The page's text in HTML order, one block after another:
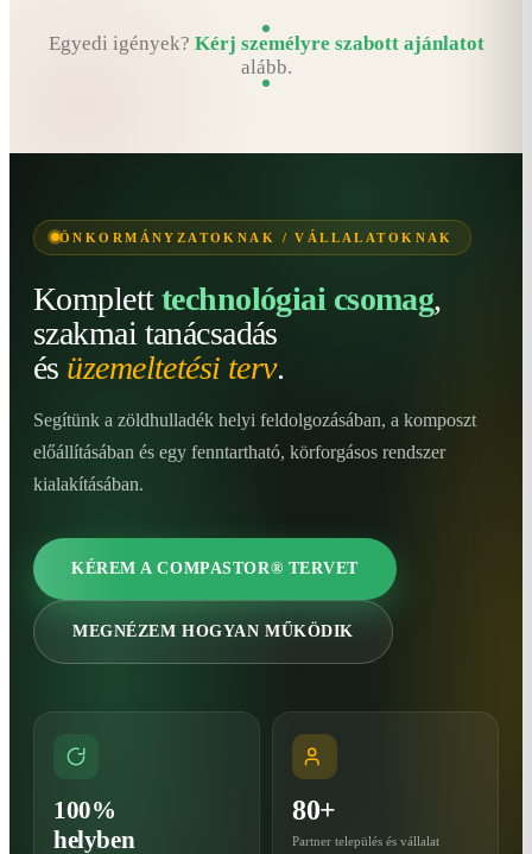
Egyedi igények? Kérj személyre szabott ajánlatot
alább.
ÖNKORMÁNYZATOKNAK / VÁLLALATOKNAK
Kompletttechnológiai csomag,
szakmai tanácsadás
és üzemeltetési terv.
Segítünk a zöldhulladék helyi feldolgozásában, a komposzt
előállításában és egy fenntartható, körforgásos rendszer
kialakításában.
KÉREM A COMPASTOR® TERVET
MEGNÉZEM HOGYAN MŰKÖDIK
100%
helyben
80+
Partner település és vállalat